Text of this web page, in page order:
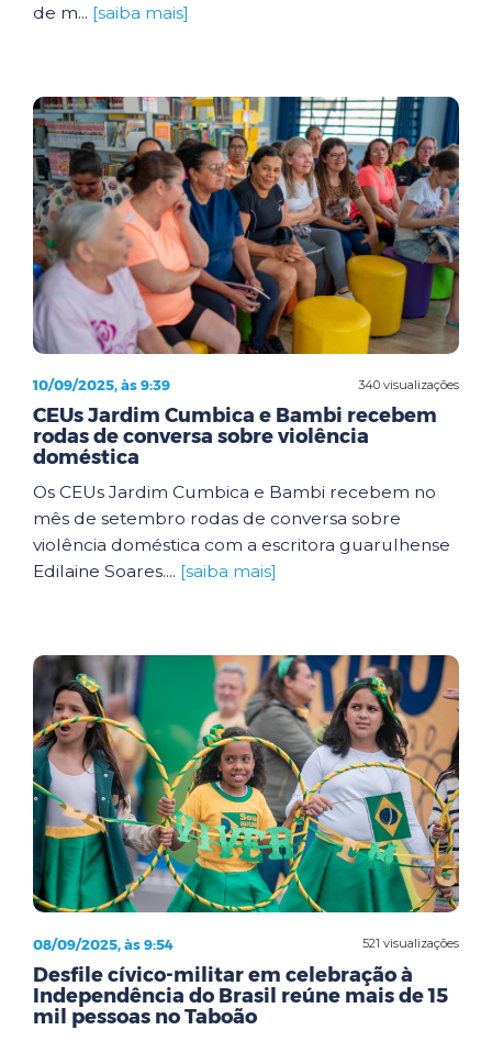
de m... [saiba mais]
340 visualizações
10/09/2025, às 9:39
CEUs Jardim Cumbica e Bambi recebem
rodas de conversa sobre violência
doméstica
Os CEUs Jardim Cumbica e Bambi recebem no
mês de setembro rodas de conversa sobre
violência doméstica com a escritora guarulhense
Edilaine Soares.... [saiba mais]
521 visualizações
08/09/2025, às 9:54
Desfile cívico-militar em celebração à
Independência do Brasil reúne mais de 15
mil pessoas no Taboão